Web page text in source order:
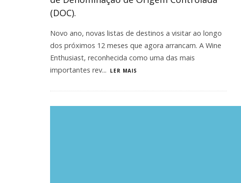
(DOC).
Novo ano, novas listas de destinos a visitar ao longo
dos próximos 12 meses que agora arrancam. A Wine
Enthusiast, reconhecida como uma das mais
importantes rev... LER MAIS